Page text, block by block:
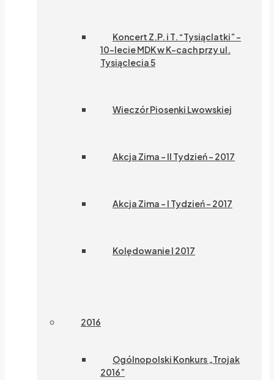
Koncert Z.P. i T. “Tysiąclatki” –
10-lecie MDK w K-cach przy ul.
Tysiąclecia 5
Wieczór Piosenki Lwowskiej
Akcja Zima – II Tydzień – 2017
Akcja Zima – I Tydzień – 2017
Kolędowanie I 2017
2016
Ogólnopolski Konkurs „Trojak
2016”